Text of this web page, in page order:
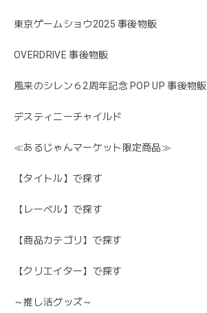
東京ゲームショウ2025 事後物販
OVERDRIVE 事後物販
風来のシレン６2周年記念 POP UP 事後物販
デスティニーチャイルド
≪あるじゃんマーケット限定商品≫
【タイトル】で探す
【レーベル】で探す
【商品カテゴリ】で探す
【クリエイター】で探す
～推し活グッズ～